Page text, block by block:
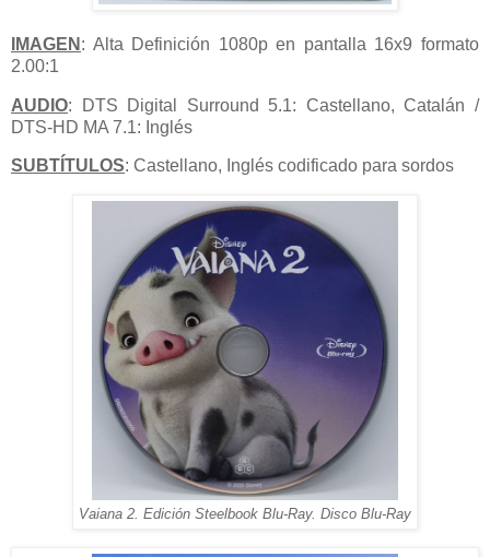
IMAGEN : Alta Definición 1080p en pantalla 16x9 formato
2.00:1
AUDIO: DTS Digital Surround 5.1: Castellano, Catalán /
DTS-HD MA 7.1: Inglés
SUBTÍTULOS: Castellano, Inglés codificado para sordos
Vaiana 2. Edición Steelbook Blu-Ray. Disco Blu-Ray